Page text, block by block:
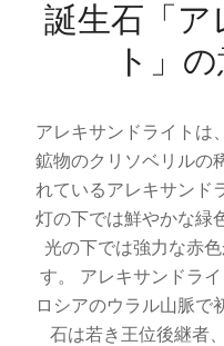
誕生石「ア
ト」
アレキサンドライトは
鉱物のクリソベリルの
れているアレキサンド
灯の下では鮮やかな緑
光の下では強力な赤
す。 アレキサンドラ
ロシアのウラル山脈で
石は若き王位後継者